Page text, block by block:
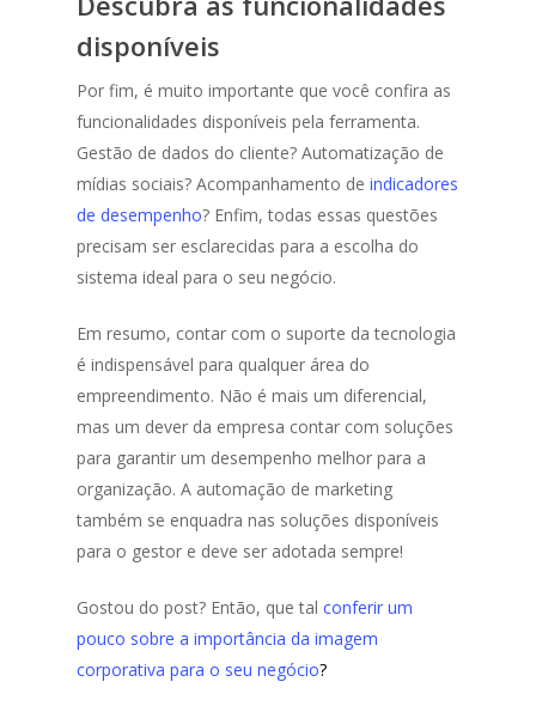
disponíveis
Por fim, é muito importante que você confira as
funcionalidades disponíveis pela ferramenta.
Gestão de dados do cliente? Automatização de
mídias sociais? Acompanhamento de indicadores
de desempenho? Enfim, todas essas questões
precisam ser esclarecidas para a escolha do
sistema ideal para o seu negócio.
Em resumo, contar com o suporte da tecnologia
é indispensável para qualquer área do
empreendimento. Não é mais um diferencial,
mas um dever da empresa contar com soluções
para garantir um desempenho melhor para a
organização. A automação de marketing
também se enquadra nas soluções disponíveis
para o gestor e deve ser adotada sempre!
Gostou do post? Então, que tal conferir um
pouco sobre a importância da imagem
corporativa para o seu negócio?